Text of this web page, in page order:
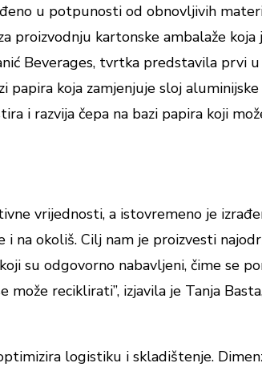
u potpunosti od obnovljivih
kartonske ambalaže
Beverages, tvrtka predstavila prvi
koja zamjenjuje sloj
i razvija čepa na bazi papira koji
vrijednosti, a istovremeno je
okoliš. Cilj nam je proizvesti
su odgovorno nabavljeni, čime se
reciklirati”, izjavila je Tanja
logistiku i skladištenje.